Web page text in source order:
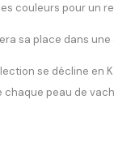
couleurs pour un
sa place dans une
se décline en
chaque peau de